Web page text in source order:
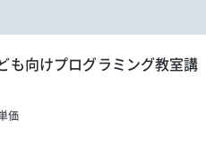
も向けプログラミング教室講
価